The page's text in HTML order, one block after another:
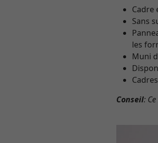
Cadre
Sans
les
Muni
Cadres
Conseil: